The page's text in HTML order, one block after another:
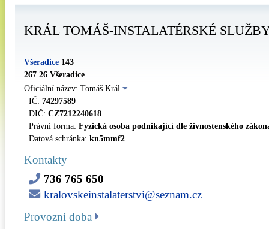
KRÁL TOMÁŠ-INSTALATÉRSKÉ
Všeradice 143
267 26 Všeradice
Oficiální název: Tomáš Král
IČ: 74297589
DIČ: CZ7212240618
Právní forma: Fyzická osoba podnikající dle živnostenského
Datová schránka: kn5mmf2
Kontakty
736 765 650
kralovskeinstalaterstvi@seznam.cz
Provozní doba